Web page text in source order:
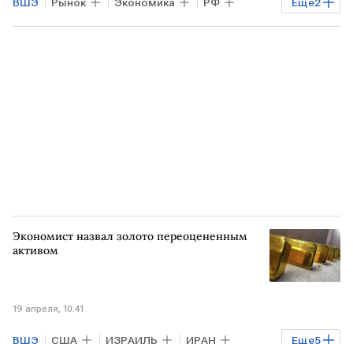
Антон Силуанов Минфин
Экономист назвал золото переоцененным
активом
19 апреля, 10:41
Еще5
ВШЭ США ИЗРАИЛЬ ИРАН